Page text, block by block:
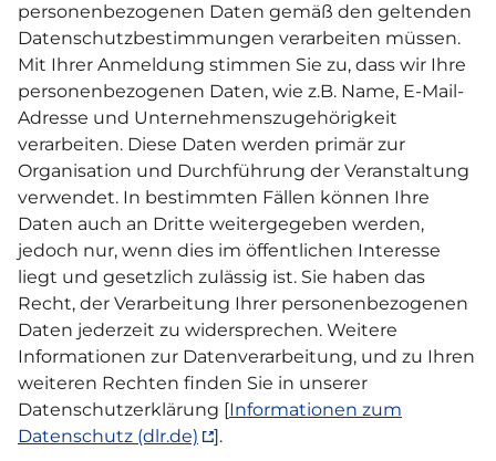
personenbezogenen Daten gemäß den geltenden
Datenschutzbestimmungen verarbeiten müssen.
Mit Ihrer Anmeldung stimmen Sie zu, dass wir Ihre
personenbezogenen Daten, wie z.B. Name, E-Mail-
Adresse und Unternehmenszugehörigkeit
verarbeiten. Diese Daten werden primär zur
Organisation und Durchführung der Veranstaltung
verwendet. In bestimmten Fällen können Ihre
Daten auch an Dritte weitergegeben werden,
jedoch nur, wenn dies im öffentlichen Interesse
liegt und gesetzlich zulässig ist. Sie haben das
Recht, der Verarbeitung Ihrer personenbezogenen
Daten jederzeit zu widersprechen. Weitere
Informationen zur Datenverarbeitung, und zu Ihren
weiteren Rechten finden Sie in unserer
Datenschutzerklärung [Informationen zum
Datenschutz (dlr.de)
].